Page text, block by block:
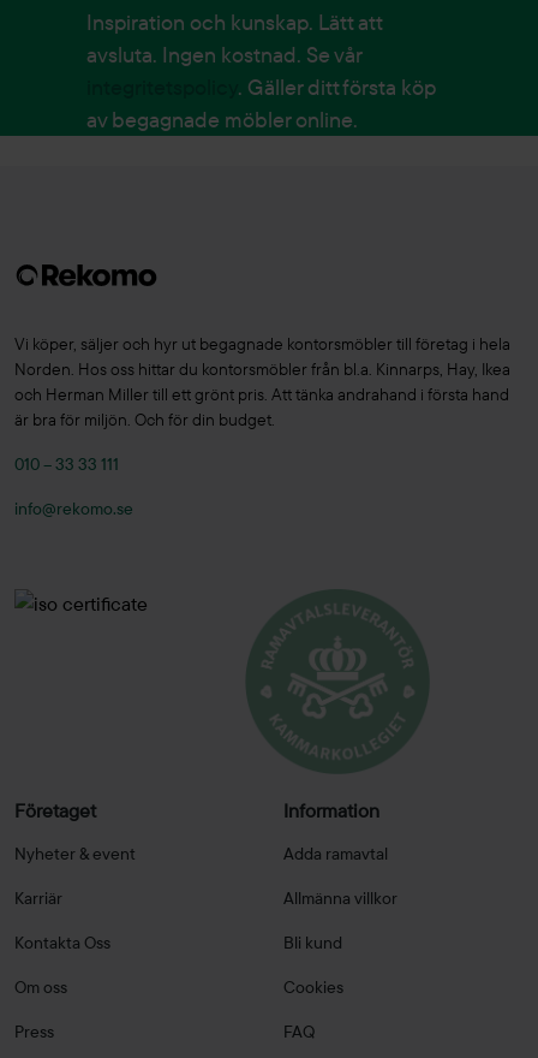
Inspiration och kunskap. Lätt att
avsluta. Ingen kostnad. Se vår
. Gäller ditt första köp
av begagnade möbler online.
Vi köper, säljer och hyr ut begagnade kontorsmöbler till företag i hela
Norden. Hos oss hittar du kontorsmöbler från bl.a. Kinnarps, Hay, Ikea
och Herman Miller till ett grönt pris. Att tänka andrahand i första hand
är bra för miljön. Och för din budget.
010 – 33 33 111
info@rekomo.se
Företaget
Nyheter & event
Karriär
Kontakta Oss
Om oss
Press
Information
Adda ramavtal
Allmänna villkor
Bli kund
Cookies
FAQ